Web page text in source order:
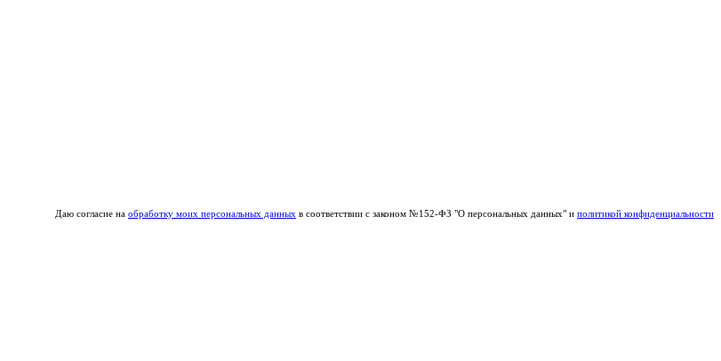
Даю согласие на обработку моих персональных данных в соответствии с законом №152-ФЗ "О персональных данных" и политикой конфиденциальности